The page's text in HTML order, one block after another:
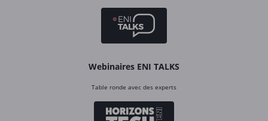
Webinaires ENI TALKS
Table ronde avec des experts